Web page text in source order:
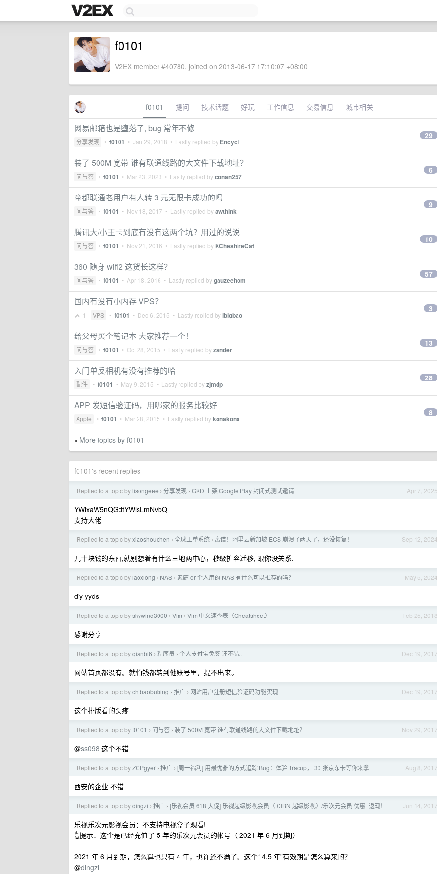
f0101
V2EX member #40780, joined on 2013-06-17 17:10:07 +08:00
f0101 提问 技术话题 好玩 工作信息 交易信息 城市相关
网易邮箱也是堕落了, bug 常年不修
分享发现 • f0101 • Jan 29, 2018 • Lastly replied by Encycl
29
装了 500M 宽带 谁有联通线路的大文件下载地址？
问与答 • f0101 • Mar 23, 2023 • Lastly replied byconan257
6
帝都联通老用户有人转 3 元无限卡成功的吗
问与答 • f0101 • Nov 18, 2017 • Lastly replied byawthink
9
腾讯大/小王卡到底有没有这两个坑？用过的说说
问与答 • f0101 • Nov 21, 2016 • Lastly replied by KCheshireCat
10
360 随身 wifi2 这货长这样？
问与答 • f0101 • Apr 18, 2016 • Lastly replied bygauzeehom
57
国内有没有小内存 VPS？
1 VPS • f0101 • Dec 6, 2015 • Lastly replied byibigbao
3
给父母买个笔记本 大家推荐一个！
问与答 • f0101 • Oct 28, 2015 • Lastly replied byzander
13
入门单反相机有没有推荐的哈
配件 • f0101 • May 9, 2015 • Lastly replied byzjmdp
28
APP 发短信验证码，用哪家的服务比较好
Apple • f0101 • Mar 28, 2015 • Lastly replied bykonakona
8
» More topics by f0101
f0101's recent replies
Apr 7, 2025
Replied to a topic by lisongeee › 分享发现 › GKD 上架 Google Play 封闭式测试邀请
YWlxaW5nQGdtYWlsLmNvbQ==
支持大佬
Sep 12, 2024
Replied to a topic byxiaoshouchen › 全球工单系统 › 离谱！阿里云新加坡 ECS 崩溃了两天了，还没恢复！
几十块钱的东西,就别想着有什么三地两中心，秒级扩容迁移, 跟你没关系.
May 5, 2024
Replied to a topic by laoxiong › NAS › 家庭 or 个人用的 NAS 有什么可以推荐的吗？
diy yyds
Feb 25, 2018
Replied to a topic byskywind3000 › Vim › Vim 中文速查表（Cheatsheet）
感谢分享
Dec 19, 2017
Replied to a topic byqianbi6 › 程序员 › 个人支付宝免签 还不错。
网站首页都没有。就怕钱都转到他账号里，提不出来。
Dec 19, 2017
Replied to a topic bychibaobubing › 推广 › 网站用户注册短信验证码功能实现
这个排版看的头疼
Nov 29, 2017
Replied to a topic byf0101 › 问与答 › 装了 500M 宽带 谁有联通线路的大文件下载地址？
@ss098 这个不错
Aug 8, 2017
Replied to a topic byZCPgyer › 推广 › [周一福利] 用最优雅的方式追踪 Bug：体验 Tracup， 30 张京东卡等你来拿
西安的企业 不错
Jun 14, 2017
Replied to a topic bydingzi › 推广 › [乐视会员 618 大促] 乐视超级影视会员（ CIBN 超级影视）/乐次元会员 优惠+返现！
乐视乐次元影视会员：不支持电视盒子观看!
👆提示：这个是已经充值了 5 年的乐次元会员的帐号（ 2021 年 6 月到期）
2021 年 6 月到期，怎么算也只有 4 年，也许还不满了。这个“ 4.5 年”有效期是怎么算来的？
@dingzi